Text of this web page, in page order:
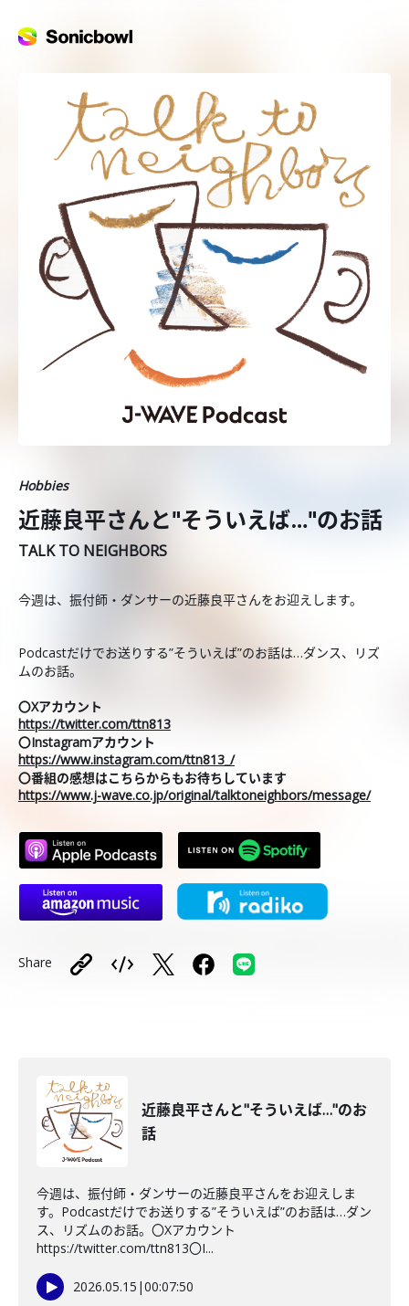
Hobbies
近藤良平さんと"そういえば…"のお話
TALK TO NEIGHBORS
今週は、振付師・ダンサーの近藤良平さんをお迎えします。
Podcastだけでお送りする”そういえば”のお話は…ダンス、リズ
ムのお話。
〇Xアカウント
https://twitter.com/ttn813
〇Instagramアカウント
https://www.instagram.com/ttn813_/
〇番組の感想はこちらからもお待ちしています
https://www.j-wave.co.jp/original/talktoneighbors/message/
Share
近藤良平さんと"そういえば…"のお
話
今週は、振付師・ダンサーの近藤良平さんをお迎えしま
す。Podcastだけでお送りする”そういえば”のお話は…ダン
ス、リズムのお話。〇Xアカウント
https://twitter.com/ttn813〇I...
2026.05.15 |00:07:50